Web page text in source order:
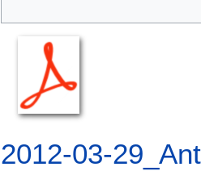
Navigation
springen
Suche
springen
2012-03-